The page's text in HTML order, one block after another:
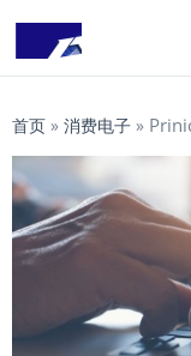
首页 » 消费电子 »